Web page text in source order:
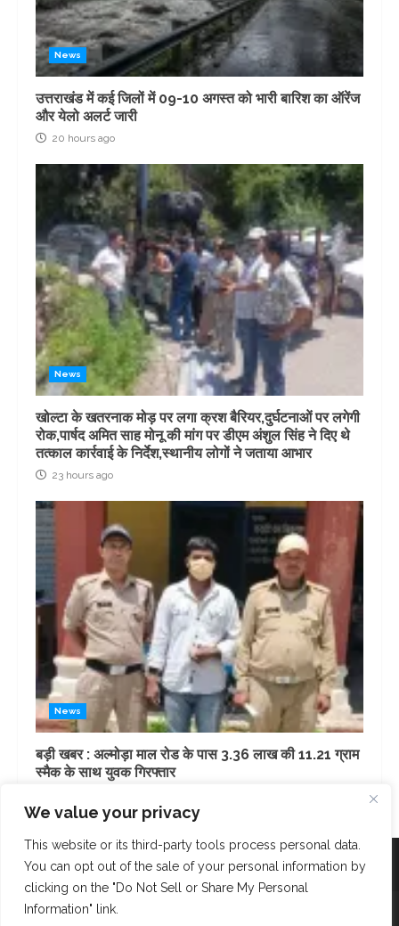
We value your privacy
This website or its third-party tools process personal data.
You can opt out of the sale of your personal information by
clicking on the "Do Not Sell or Share My Personal
Information" link.
News
उत्तराखंड में कई जिलों में 09-10 अगस्त को भारी बारिश का ऑरेंज
और येलो अलर्ट जारी
20 hours ago
News
खोल्टा के खतरनाक मोड़ पर लगा क्रश बैरियर,दुर्घटनाओं पर लगेगी
रोक,पार्षद अमित साह मोनू की मांग पर डीएम अंशुल सिंह ने दिए थे
तत्काल कार्रवाई के निर्देश,स्थानीय लोगों ने जताया आभार
23 hours ago
News
बड़ी खबर : अल्मोड़ा माल रोड के पास 3.36 लाख की 11.21 ग्राम
स्मैक के साथ युवक गिरफ्तार
FacebookInstagram
Twitter
Copyright © AK Fast News 2023. Powered and Designed